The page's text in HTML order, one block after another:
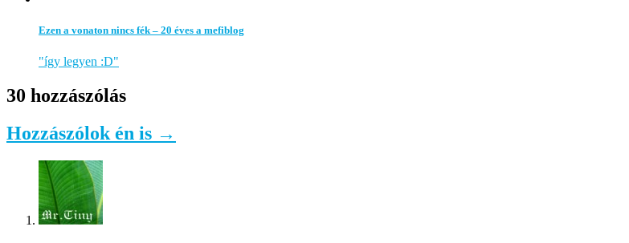
Ezen a vonaton nincs fék – 20 éves a mefiblog
"így legyen :D"
30 hozzászólás
Hozzászólok én is →